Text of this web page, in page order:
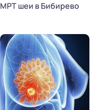
МРТ шеи в Бибирево